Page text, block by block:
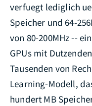
verfuegt lediglich
Speicher und 64-
von 80-200MHz --
GPUs mit
Tausenden von
Learning-Modell,
hundert MB